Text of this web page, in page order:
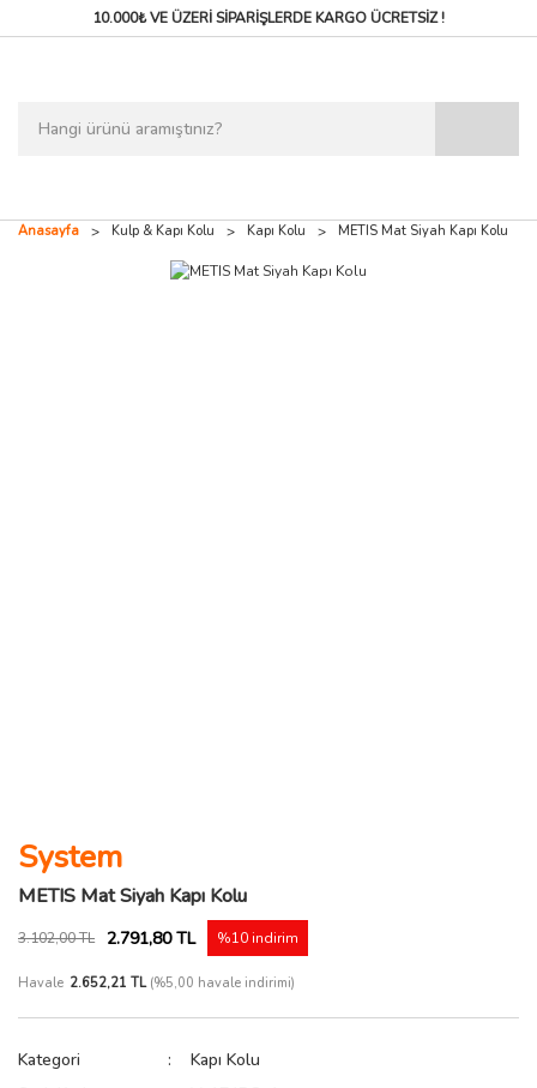
10.000₺ VE ÜZERİ SİPARİŞLERDEKARGO ÜCRETSİZ !
Anasayfa Kulp & Kapı Kolu Kapı Kolu METIS Mat Siyah Kapı Kolu
System
METIS Mat Siyah Kapı Kolu
3.102,00 TL 2.791,80 TL %10 indirim
Havale 2.652,21 TL(%5,00 havale indirimi)
Kategori
Kapı Kolu